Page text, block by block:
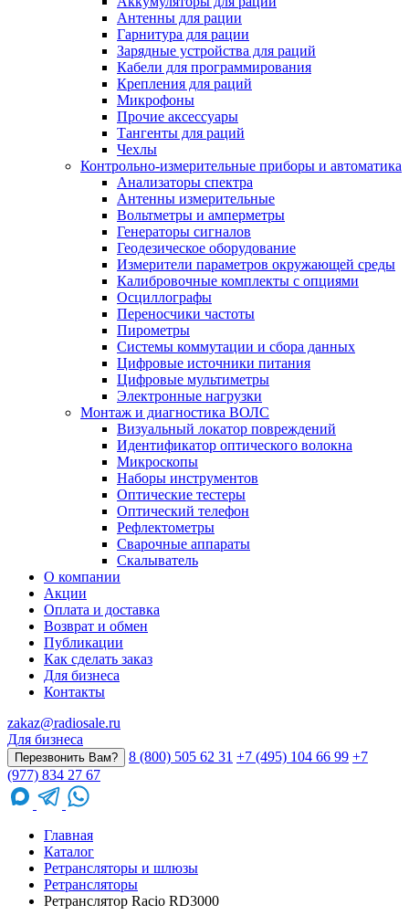
Антенны для рации
Гарнитура для рации
Зарядные устройства для раций
Кабели для программирования
Крепления для раций
Микрофоны
Прочие аксессуары
Тангенты для раций
Чехлы
Контрольно-измерительные приборы и автоматика
Анализаторы спектра
Антенны измерительные
Вольтметры и амперметры
Генераторы сигналов
Геодезическое оборудование
Измерители параметров окружающей среды
Калибровочные комплекты с опциями
Осциллографы
Переносчики частоты
Пирометры
Системы коммутации и сбора данных
Цифровые источники питания
Цифровые мультиметры
Электронные нагрузки
Монтаж и диагностика ВОЛС
Визуальный локатор повреждений
Идентификатор оптического волокна
Микроскопы
Наборы инструментов
Оптические тестеры
Оптический телефон
Рефлектометры
Сварочные аппараты
Скалыватель
О компании
Акции
Оплата и доставка
Возврат и обмен
Публикации
Как сделать заказ
Для бизнеса
Контакты
zakaz@radiosale.ru
Для бизнеса
Перезвонить Вам? 8 (800) 505 62 31 +7 (495) 104 66 99 +7
(977) 834 27 67
Главная
Каталог
Ретрансляторы и шлюзы
Ретрансляторы
Ретранслятор Racio RD3000